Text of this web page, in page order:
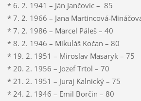
* 6. 2. 1941 – Ján Jančovic – 85
* 7. 2. 1966 – Jana Martincová-
* 7. 2. 1986 – Marcel Páleš – 40
* 8. 2. 1946 – Mikuláš Kočan – 80
* 19. 2. 1951 – Miroslav Masaryk – 75
* 20. 2. 1956 – Jozef Trtol – 70
* 21. 2. 1951 – Juraj Kalnický – 75
* 24. 2. 1946 – Emil Borčin – 80